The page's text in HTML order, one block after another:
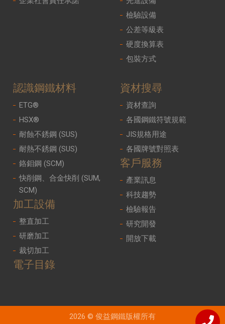
檢驗設備
公差等級表
硬度換算表
包裝方式
認識鋼鐵材料
ETG®
HSX®
耐蝕不銹鋼 (SUS)
耐熱不銹鋼 (SUS)
鉻鉬鋼 (SCM)
快削鋼、合金快削 (SUM,
SCM)
加工設備
整直加工
研磨加工
裁切加工
電子目錄
資材搜尋
資材查詢
各國鋼鐵符號規範
JIS規格用途
各國牌號對照表
客戶服務
產業訊息
科技趨勢
檢驗報告
研究開發
開放下載
2026 © 俊益鋼鐵版權所有